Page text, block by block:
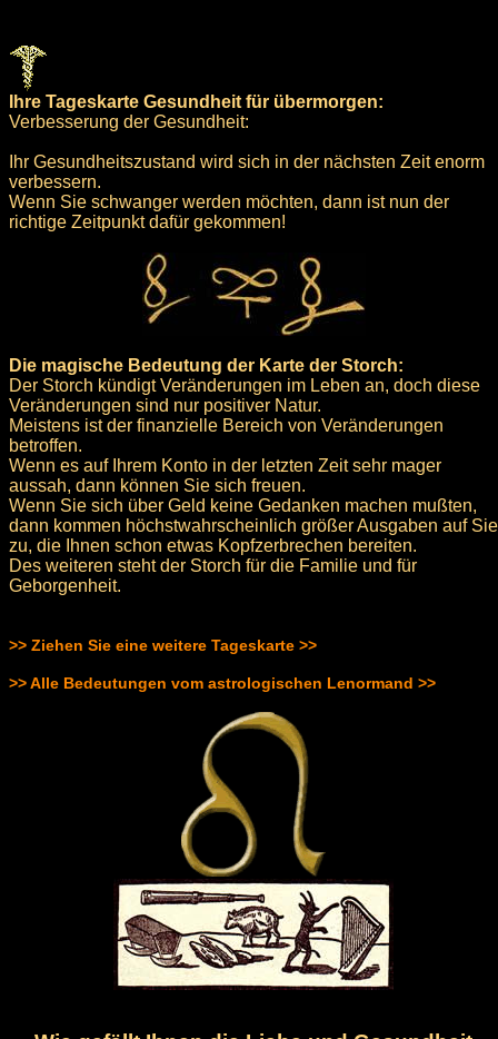
Ihre Tageskarte Gesundheit für übermorgen:
Verbesserung der Gesundheit:
Ihr Gesundheitszustand wird sich in der nächsten Zeit enorm
verbessern.
Wenn Sie schwanger werden möchten, dann ist nun der
richtige Zeitpunkt dafür gekommen!
Die magische Bedeutung der Karte der Storch:
Der Storch kündigt Veränderungen im Leben an, doch diese
Veränderungen sind nur positiver Natur.
Meistens ist der finanzielle Bereich von Veränderungen
betroffen.
Wenn es auf Ihrem Konto in der letzten Zeit sehr mager
aussah, dann können Sie sich freuen.
Wenn Sie sich über Geld keine Gedanken machen mußten,
dann kommen höchstwahrscheinlich größer Ausgaben auf Sie
zu, die Ihnen schon etwas Kopfzerbrechen bereiten.
Des weiteren steht der Storch für die Familie und für
Geborgenheit.
>> Ziehen Sie eine weitere Tageskarte >>
>> Alle Bedeutungen vom astrologischen Lenormand >>